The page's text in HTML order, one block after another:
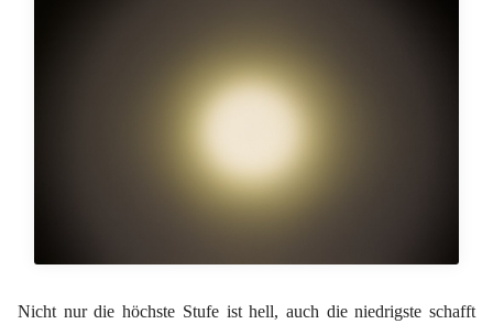
Nicht nur die höchste Stufe ist hell, auch die niedrigste schafft